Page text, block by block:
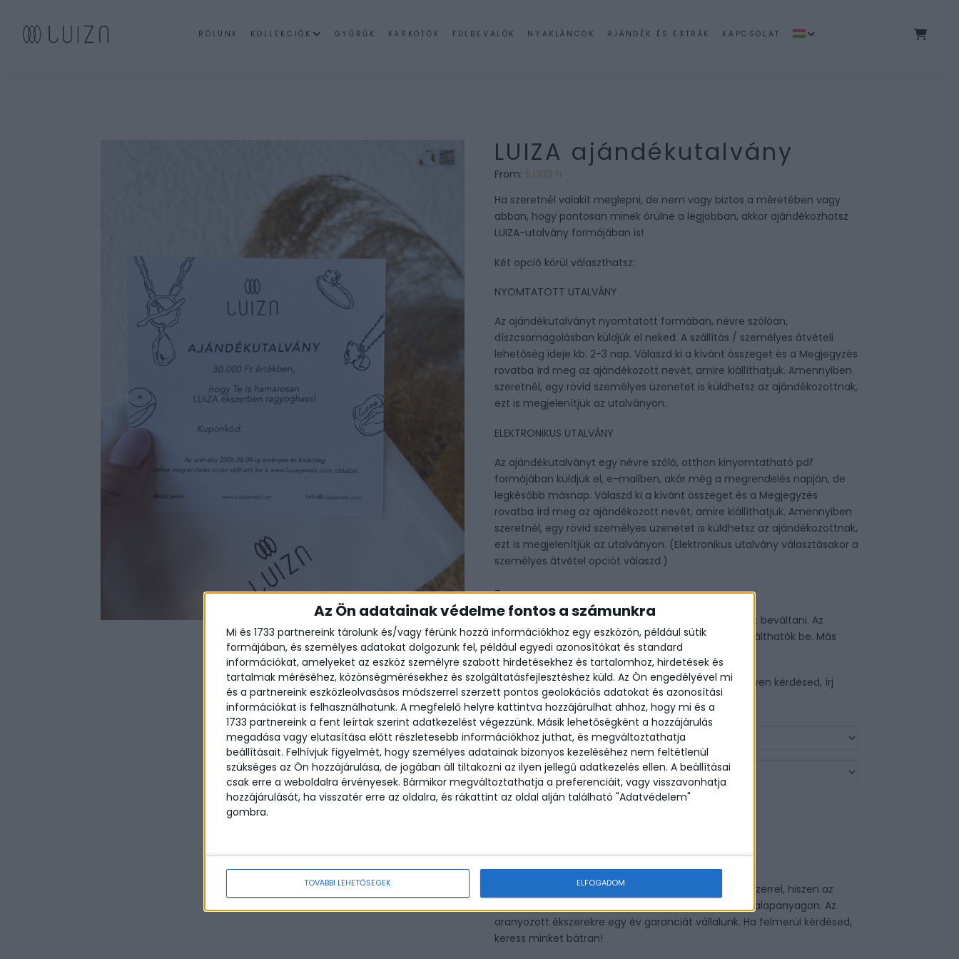
Az Ön adatainak védelme fontos a számunkra
Mi és 1733 partnereink tárolunk és/vagy férünk hozzá információkhoz egy eszközön, például sütik
formájában, és személyes adatokat dolgozunk fel, például egyedi azonosítókat és standard
információkat, amelyeket az eszköz személyre szabott hirdetésekhez és tartalomhoz, hirdetések és
tartalmak méréséhez, közönségmérésekhez és szolgáltatásfejlesztéshez küld. Az Ön engedélyével mi
és a partnereink eszközleolvasásos módszerrel szerzett pontos geolokációs adatokat és azonosítási
információkat is felhasználhatunk. A megfelelő helyre kattintva hozzájárulhat ahhoz, hogy mi és a
1733 partnereink a fent leírtak szerint adatkezelést végezzünk. Másik lehetőségként a hozzájárulás
megadása vagy elutasítása előtt részletesebb információkhoz juthat, és megváltoztathatja
beállításait. Felhívjuk figyelmét, hogy személyes adatainak bizonyos kezeléséhez nem feltétlenül
szükséges az Ön hozzájárulása, de jogában áll tiltakozni az ilyen jellegű adatkezelés ellen. A beállításai
csak erre a weboldalra érvényesek. Bármikor megváltoztathatja a preferenciáit, vagy visszavonhatja
hozzájárulását, ha visszatér erre az oldalra, és rákattint az oldal alján található "Adatvédelem"
gombra.
TOVÁBBI LEHETŐSÉGEK ELFOGADOM
RÓLUNK KOLLEKCIÓK GYŰRŰK KARKÖTŐK FÜLBEVALÓK NYAKLÁNCOK AJÁNDÉK ÉS EXTRÁK KAPCSOLAT
LUIZA ajándékutalvány
From: 5,000 Ft
Ha szeretnél valakit meglepni, de nem vagy biztos a méretében vagy
abban, hogy pontosan minek örülne a legjobban, akkor ajándékozhatsz
LUIZA-utalvány formájában is!
Két opció körül választhatsz:
NYOMTATOTT UTALVÁNY
Az ajándékutalványt nyomtatott formában, névre szólóan,
díszcsomagolásban küldjük el neked. A szállítás / személyes átvételi
lehetőség ideje kb. 2-3 nap. Válaszd ki a kívánt összeget és a Megjegyzés
rovatba írd meg az ajándékozott nevét, amire kiállíthatjuk. Amennyiben
szeretnél, egy rövid személyes üzenetet is küldhetsz az ajándékozottnak,
ezt is megjelenítjük az utalványon.
ELEKTRONIKUS UTALVÁNY
Az ajándékutalványt egy névre szóló, otthon kinyomtatható pdf
formájában küldjük el, e-mailben, akár még a megrendelés napján, de
legkésőbb másnap. Válaszd ki a kívánt összeget és a Megjegyzés
rovatba írd meg az ajándékozott nevét, amire kiállíthatjuk. Amennyiben
szeretnél, egy rövid személyes üzenetet is küldhetsz az ajándékozottnak,
ezt is megjelenítjük az utalványon. (Elektronikus utalvány választásakor a
személyes átvétel opciót válaszd.)
–
Az utalványokat a www.luizajewels.com oldalon lehet beváltani. Az
utalványok egyedi rendelésnél és készpénzre nem válthatók be. Más
kedvezménnyel nem összevonhatók.
Ha elakadtál a folyamatban vagy felmerülne bármilyen kérdésed, írj
nekünk bátran: hello@luizajewels.com
ÖSSZEG
FORMÁTUM
MENNYISÉG
Az aranyozott ékszer nem egyenértékű az arany ékszerrel, hiszen az
aranyozás egy felületkezelés, egy bevonat az ezüst alapanyagon. Az
aranyozott ékszerekre egy év garanciát vállalunk. Ha felmerül kérdésed,
keress minket bátran!